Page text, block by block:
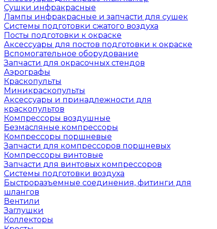
Сушки инфракрасные
Лампы инфракрасные и запчасти для сушек
Системы подготовки сжатого воздуха
Посты подготовки к окраске
Аксессуары для постов подготовки к окраске
Вспомогательное оборудование
Запчасти для окрасочных стендов
Аэрографы
Краскопульты
Миникраскопульты
Аксессуары и принадлежности для
краскопультов
Компрессоры воздушные
Безмасляные компрессоры
Компрессоры поршневые
Запчасти для компрессоров поршневых
Компрессоры винтовые
Запчасти для винтовых компрессоров
Системы подготовки воздуха
Быстроразъемные соединения, фитинги для
шлангов
Вентили
Заглушки
Коллекторы